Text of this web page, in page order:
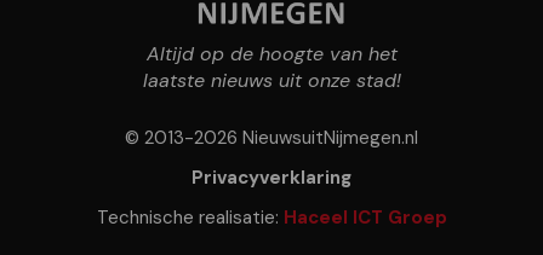
Altijd op de hoogte van het
laatste nieuws uit onze stad!
© 2013-2026 NieuwsuitNijmegen.nl
Privacyverklaring
Technische realisatie: Haceel ICT Groep